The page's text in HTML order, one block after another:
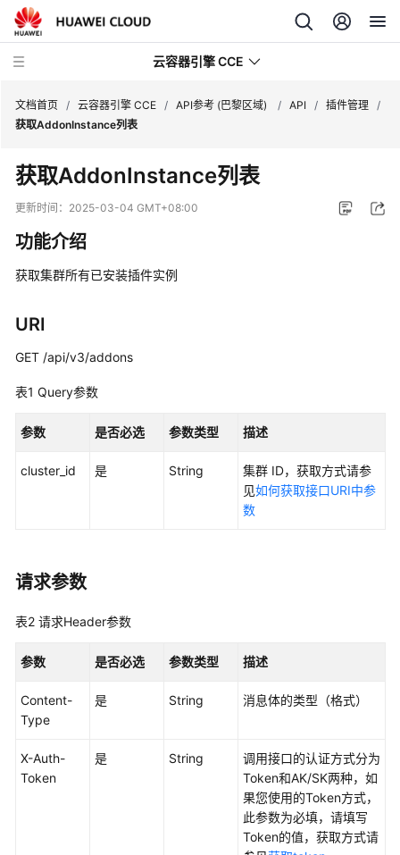
云容器引擎 CCE
最
动
态
务
告
品
绍
基
知
快
入
门
文档首页 / 云容器引擎 CCE / API参考 (巴黎区域) / API / 插件管理 /
获取AddonInstance列表
获取AddonInstance列表
更新时间： 2025-03-04 GMT+08:00
功能介绍
获取集群所有已安装插件实例
URI
GET /api/v3/addons
表1 Query参数
参数 是否必选 参数类型 描述
cluster_id 是 String
集群 ID，获取方式请参
见如何获取接口URI中参
数
请求参数
表2 请求Header参数
参数 是否必选 参数类型 描述
Content-
Type
是 String 消息体的类型（格式）
X-Auth-
Token
是 String
调用接口的认证方式分为
Token和AK/SK两种，如
果您使用的Token方式，
此参数为必填，请填写
Token的值，获取方式请